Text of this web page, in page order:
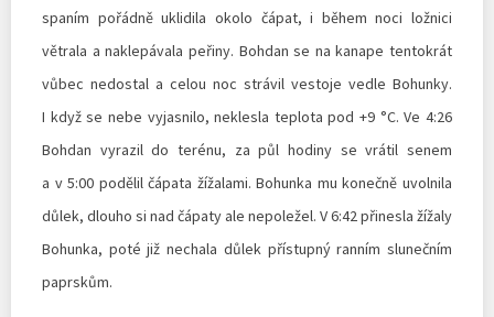
spaním pořádně uklidila okolo čápat, i během noci ložnici
větrala a naklepávala peřiny. Bohdan se na kanape tentokrát
vůbec nedostal a celou noc strávil vestoje vedle Bohunky.
I když se nebe vyjasnilo, neklesla teplota pod +9 °C. Ve 4:26
Bohdan vyrazil do terénu, za půl hodiny se vrátil senem
a v 5:00 podělil čápata žížalami. Bohunka mu konečně uvolnila
důlek, dlouho si nad čápaty ale nepoležel. V 6:42 přinesla žížaly
Bohunka, poté již nechala důlek přístupný ranním slunečním
paprskům.